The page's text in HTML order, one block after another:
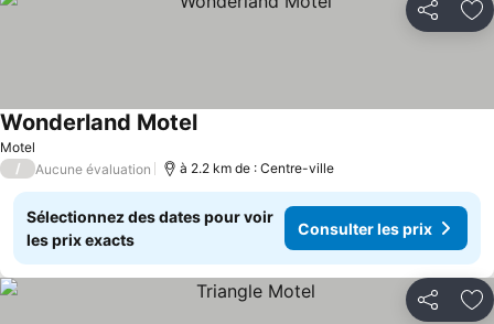
Partager
Motel
Wonderland Motel
/ Aucune évaluation à 2.2 km de : Centre-ville
Sélectionnez des dates pour voir
les prix exacts
Consulter les prix
Partager